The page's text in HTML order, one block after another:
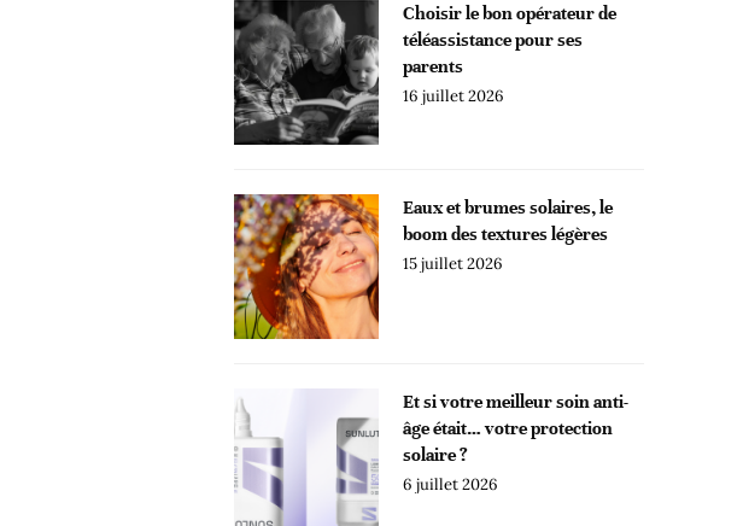
Choisir le bon opérateur de
téléassistance pour ses
parents
16 juillet 2026
Eaux et brumes solaires, le
boom des textures légères
15 juillet 2026
Et si votre meilleur soin anti-
âge était… votre protection
solaire ?
6 juillet 2026